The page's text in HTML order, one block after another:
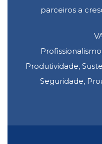
parceiros a
Produtividade,
Seguridade,